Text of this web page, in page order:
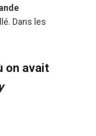
Dans les
on avait